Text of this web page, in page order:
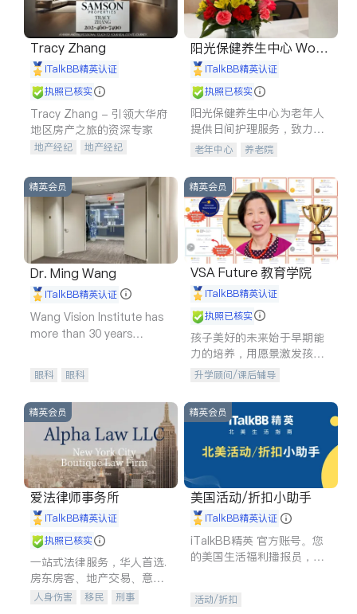
Tracy Zhang
iTalkBB精英认证
执照已核实
Tracy Zhang - 引领大华府
地区房产之旅的资深专家
地产经纪
地产经纪
商铺租售
开发商建商
阳光保健养生中心 World
shine
iTalkBB精英认证
执照已核实
阳光保健养生中心为老年人
提供日间护理服务，致力于
通过持续的护理创新来有效
老年中心 养老院
精英会员
Dr. Ming Wang
iTalkBB精英认证
Wang Vision Institute has
more than 30 years
眼科 眼科
精英会员
VSA Future 教育学院
iTalkBB精英认证
执照已核实
孩子美好的未来始于早期能
力的培养，用愿景激发孩子
的学习潜力和动力。理念：
拥有成长型心态是成功的基
石。
升学顾问/课后辅导
精英会员
爱法律师事务所
iTalkBB精英认证
执照已核实
一站式法律服务，华人首选.
房东房客、地产交易、意外
伤害、车祸重伤、商业诉
人身伤害 移民
刑事
精英会员
美国活动/折扣小助手
iTalkBB精英认证
iTalkBB精英 官方账号。您
的美国生活福利播报员，精
专属福利。
活动/折扣